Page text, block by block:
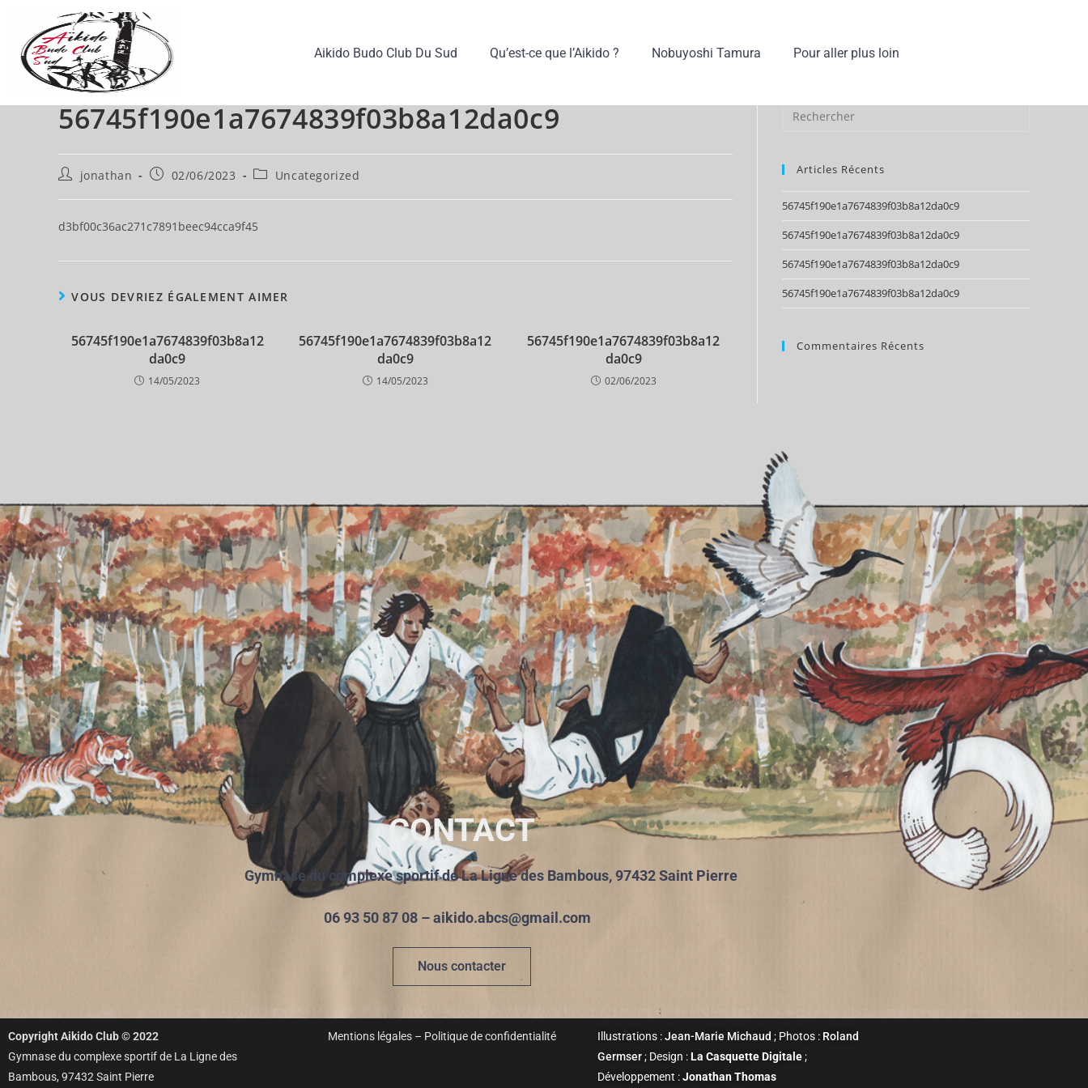
Aikido Budo Club Du Sud Qu’est-ce que l’Aikido ? Nobuyoshi Tamura Pour aller plus loin
56745f190e1a7674839f03b8a12da0c9
jonathan 02/06/2023 Uncategorized
d3bf00c36ac271c7891beec94cca9f45
VOUS DEVRIEZ ÉGALEMENT AIMER
56745f190e1a7674839f03b8a12
da0c9
14/05/2023
56745f190e1a7674839f03b8a12
da0c9
14/05/2023
56745f190e1a7674839f03b8a12
da0c9
02/06/2023
Articles Récents
56745f190e1a7674839f03b8a12da0c9
56745f190e1a7674839f03b8a12da0c9
56745f190e1a7674839f03b8a12da0c9
56745f190e1a7674839f03b8a12da0c9
Commentaires Récents
CONTACT
Gymnase du complexe sportif de La Ligne des Bambous, 97432 Saint Pierre
06 93 50 87 08 – aikido.abcs@gmail.com
Nous contacter
Copyright Aikido Club © 2022
Gymnase du complexe sportif de La Ligne des
Bambous, 97432 Saint Pierre
Mentions légales– Politique de confidentialité Illustrations :Jean-Marie Michaud ; Photos : Roland
Germser; Design :La Casquette Digitale;
Développement :Jonathan Thomas